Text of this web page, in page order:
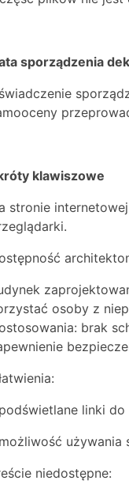
sporządzenia
klawiszowe
stronie
osoby z
brak
linki
używania
niedostępne: